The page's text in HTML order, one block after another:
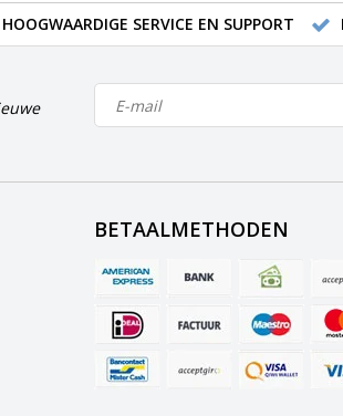
HOOGWAARDIGE SERVICE EN SUPPORT
BETAALMETHODEN